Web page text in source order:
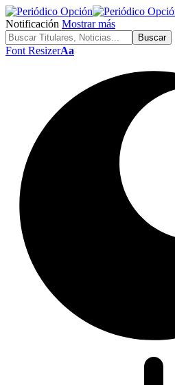
Notificación Mostrar más
Font ResizerAa